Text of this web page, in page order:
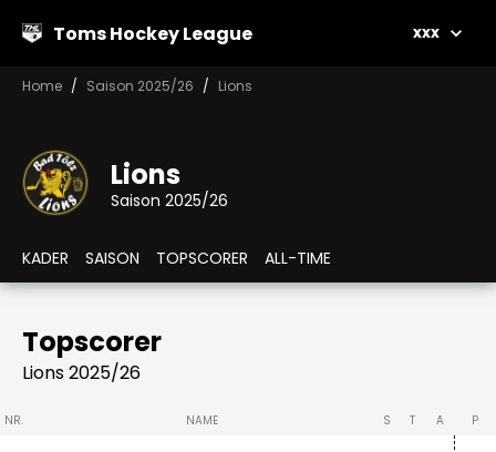
Toms Hockey League xxx
Home Saison 2025/26 Lions
Lions
Saison 2025/26
KADER SAISON TOPSCORER ALL-TIME
Topscorer
Lions 2025/26
NR. NAME S T A P